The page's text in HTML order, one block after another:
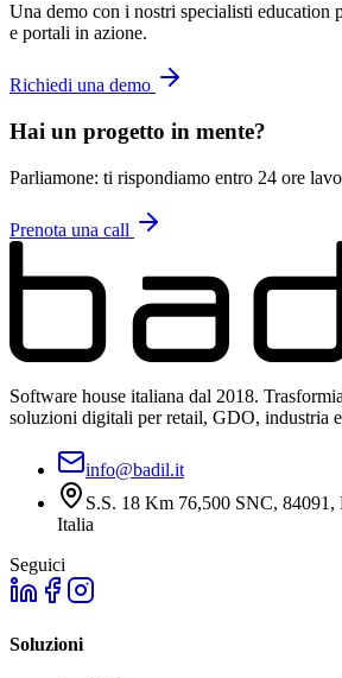
Una demo con i nostri specialisti education
e portali in azione.
Richiedi una demo
Hai un progetto in mente?
Parliamone: ti rispondiamo entro 24 ore
Prenota una call
Software house italiana dal 2018.
soluzioni digitali per retail, GDO, industria
info@badil.it
S.S. 18 Km 76,500 SNC,
Italia
Seguici
Soluzioni